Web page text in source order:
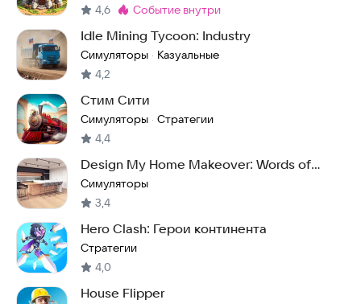
4,6 Метка:
событие внутри
Idle Mining Tycoon: Industry
Симуляторы · Казуальные
4,2
Стим Сити
Симуляторы · Стратегии
4,4
Design My Home Makeover: Words of
Dream House Game
Симуляторы
3,4
Hero Clash: Герои континента
Стратегии
4,0
House Flipper